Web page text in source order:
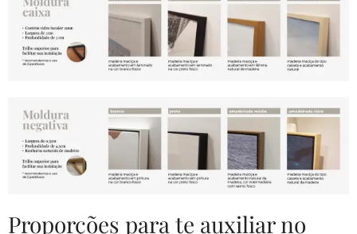
Proporções para te auxiliar no